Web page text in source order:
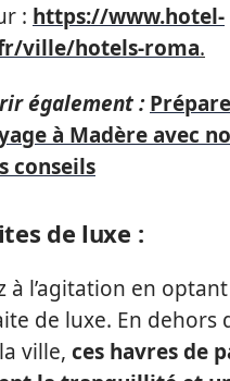
: https://www.hotel-
ville/hotels-roma.
également :
à Madère avec
conseils
de luxe :
à l’agitation en
de luxe. En dehors
ville, ces havres de